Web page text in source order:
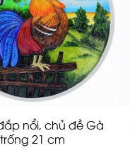
nổi, chủ đề Gà
trống 21 cm